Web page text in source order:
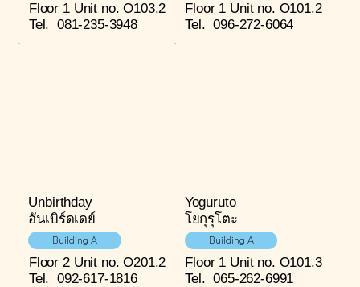
Floor 1 Unit no. O103.2
Tel. 081-235-3948
Floor 1 Unit no. O101.2
Tel. 096-272-6064
Unbirthday
อันเบิร์ดเดย์
Building A
Floor 2 Unit no. O201.2
Tel. 092-617-1816
Yoguruto
โยกุรุโตะ
Building A
Floor 1 Unit no. O101.3
Tel. 065-262-6991